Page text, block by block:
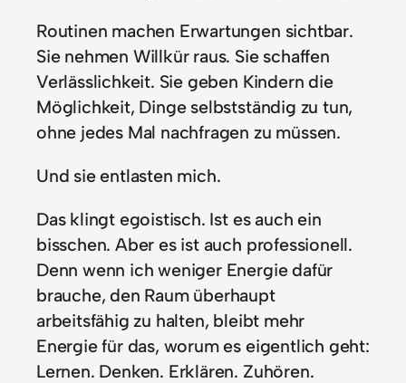
Routinen machen Erwartungen sichtbar.
Sie nehmen Willkür raus. Sie schaffen
Verlässlichkeit. Sie geben Kindern die
Möglichkeit, Dinge selbstständig zu tun,
ohne jedes Mal nachfragen zu müssen.
Und sie entlasten mich.
Das klingt egoistisch. Ist es auch ein
bisschen. Aber es ist auch professionell.
Denn wenn ich weniger Energie dafür
brauche, den Raum überhaupt
arbeitsfähig zu halten, bleibt mehr
Energie für das, worum es eigentlich geht:
Lernen. Denken. Erklären. Zuhören.